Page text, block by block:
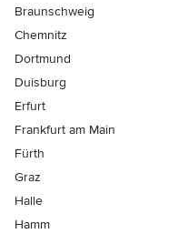
Braunschweig
Chemnitz
Dortmund
Duisburg
Erfurt
Frankfurt am Main
Fürth
Graz
Halle
Hamm